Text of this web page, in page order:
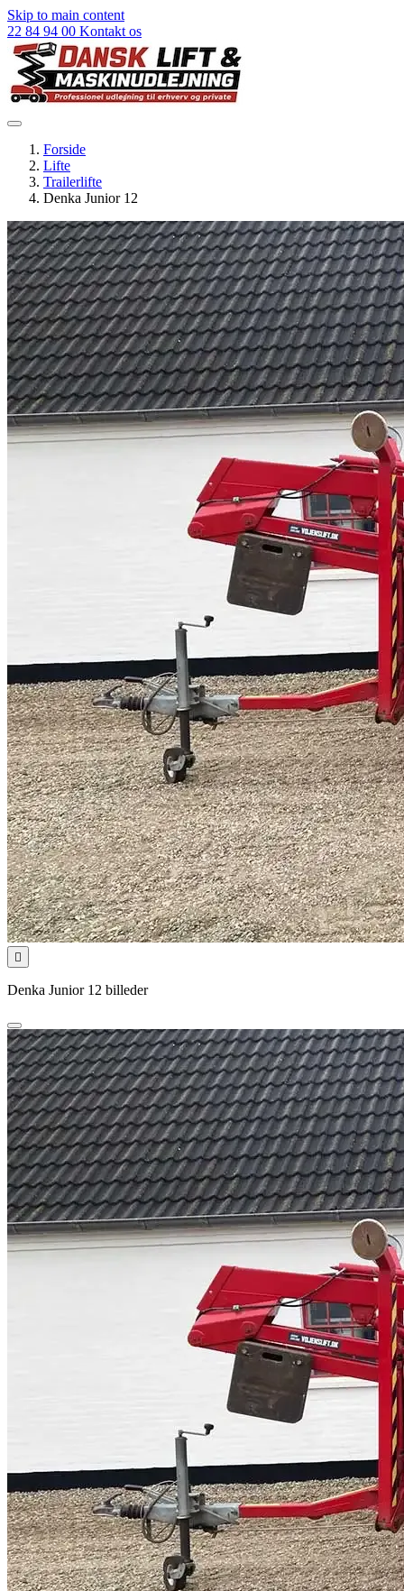
Skip to main content
22 84 94 00 Kontakt os
Forside
Lifte
Trailerlifte
Denka Junior 12

Denka Junior 12 billeder